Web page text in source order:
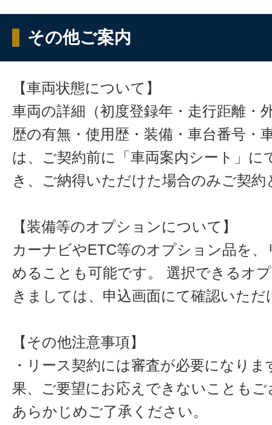
その他ご案内
【車両状態について】
車両の詳細（初度登録年・走行距離・
歴の有無・使用歴・装備・車台番号・
は、ご契約前に「車両案内シート」に
き、ご納得いただけた場合のみご契約
【装備等のオプションについて】
カーナビやETC等のオプション品を、
めることも可能です。 選択できるオ
きましては、申込画面にて確認いただ
【その他注意事項】
・リース契約には審査が必要になりま
果、ご要望にお応えできないことも
あらかじめご了承ください。